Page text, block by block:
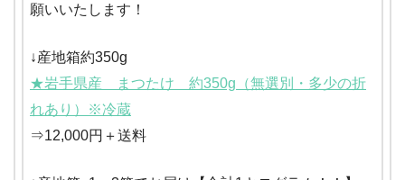
願いいたします！
↓産地箱約350g
★岩手県産 まつたけ 約350g（無選別・多少の折
れあり）※冷蔵
⇒12,000円＋送料